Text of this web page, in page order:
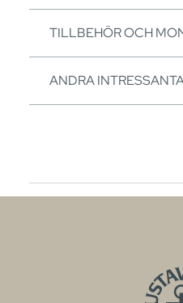
TILLBEHÖR OCH
ANDRA